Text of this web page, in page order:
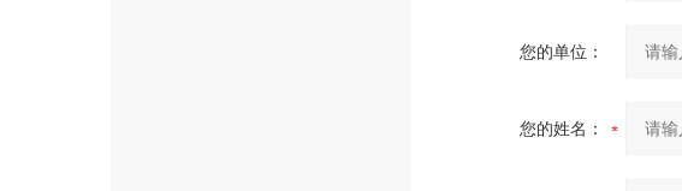
您的单位：
您的姓名：